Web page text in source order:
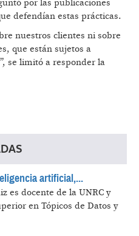
por las publicaciones
defendían estas prácticas.
nuestros clientes ni sobre
que están sujetos a
se limitó a responder la
artificial,...
es docente de la UNRC y
en Tópicos de Datos y